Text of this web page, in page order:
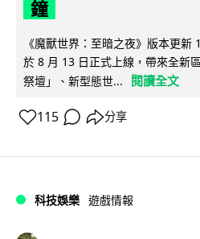
鐘
《魔獸世界：至暗之夜》版本更
於 8 月 13 日正式上線，帶來全新
祭壇」、新型態世...
閱讀全文
115 分享
科技娛樂 遊戲情報